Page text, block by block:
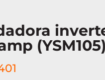
(YSM105)